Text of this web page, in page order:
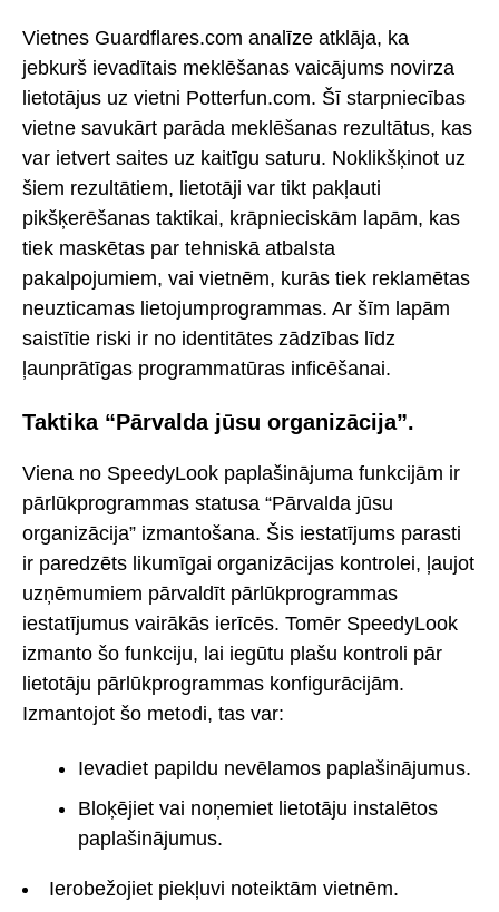
Vietnes Guardflares.com analīze atklāja, ka
jebkurš ievadītais meklēšanas vaicājums novirza
lietotājus uz vietni Potterfun.com. Šī starpniecības
vietne savukārt parāda meklēšanas rezultātus, kas
var ietvert saites uz kaitīgu saturu. Noklikšķinot uz
šiem rezultātiem, lietotāji var tikt pakļauti
pikšķerēšanas taktikai, krāpnieciskām lapām, kas
tiek maskētas par tehniskā atbalsta
pakalpojumiem, vai vietnēm, kurās tiek reklamētas
neuzticamas lietojumprogrammas. Ar šīm lapām
saistītie riski ir no identitātes zādzības līdz
ļaunprātīgas programmatūras inficēšanai.
Taktika “Pārvalda jūsu organizācija”.
Viena no SpeedyLook paplašinājuma funkcijām ir
pārlūkprogrammas statusa “Pārvalda jūsu
organizācija” izmantošana. Šis iestatījums parasti
ir paredzēts likumīgai organizācijas kontrolei, ļaujot
uzņēmumiem pārvaldīt pārlūkprogrammas
iestatījumus vairākās ierīcēs. Tomēr SpeedyLook
izmanto šo funkciju, lai iegūtu plašu kontroli pār
lietotāju pārlūkprogrammas konfigurācijām.
Izmantojot šo metodi, tas var:
Ievadiet papildu nevēlamos paplašinājumus.
Bloķējiet vai noņemiet lietotāju instalētos
paplašinājumus.
Ierobežojiet piekļuvi noteiktām vietnēm.